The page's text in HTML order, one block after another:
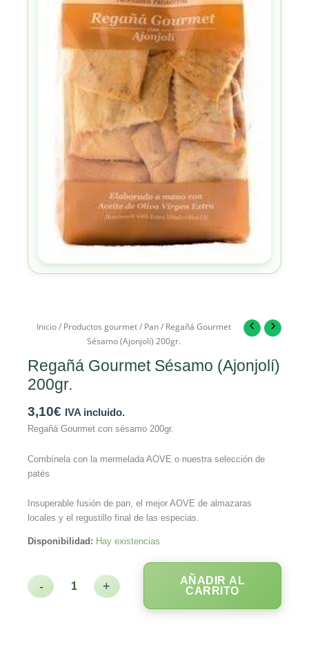
Inicio/ Productos gourmet/ Pan/ Regañá Gourmet
Sésamo (Ajonjolí) 200gr.
Regañá Gourmet Sésamo (Ajonjolí)
200gr.
3,10€ IVA incluido.
Regañá Gourmet con sésamo 200gr.
Combínela con la mermelada AOVE o nuestra selección de
patés
Insuperable fusión de pan, el mejor AOVE de almazaras
locales y el regustillo final de las especias.
Disponibilidad: Hay existencias
- +
AÑADIR AL
CARRITO